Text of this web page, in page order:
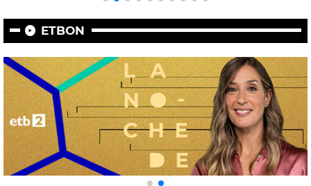
ETBON